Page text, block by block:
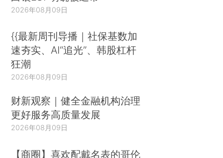
2026年08月09日
{{最新周刊导播｜社保基数加
速夯实、AI“追光”、韩股杠杆
狂潮
2026年08月09日
财新观察｜健全金融机构治理
更好服务高质量发展
2026年08月09日
【商圈】喜欢配戴名表的哥伦